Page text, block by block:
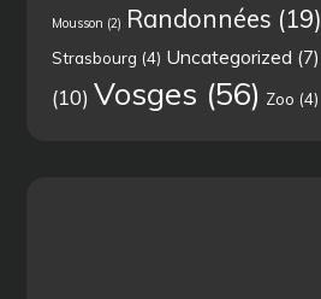
Mousson (2) Randonnées (19)
Strasbourg (4) Uncategorized (7)
(10) Vosges (56) Zoo (4)